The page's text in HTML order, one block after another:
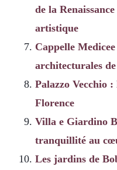
de la
artistique
Cappelle
architecturales
Palazzo Vecchio
Florence
Villa e Giardino
tranquillité au
Les jardins de